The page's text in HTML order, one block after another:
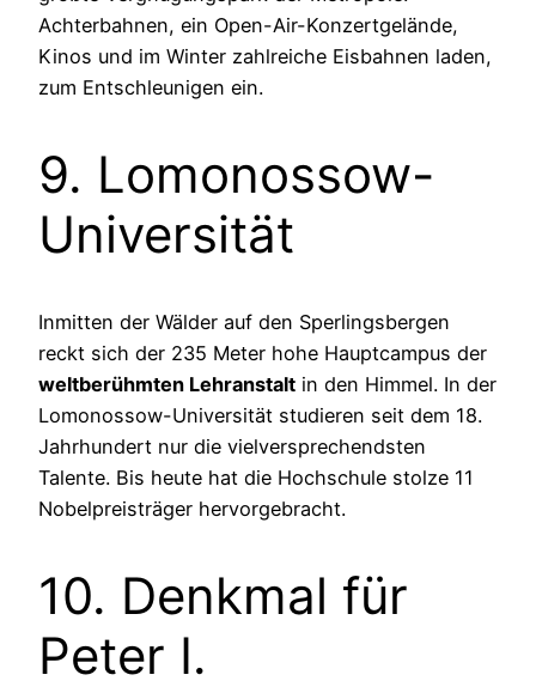
Achterbahnen, ein Open-Air-Konzertgelände,
Kinos und im Winter zahlreiche Eisbahnen laden,
zum Entschleunigen ein.
9. Lomonossow-
Universität
Inmitten der Wälder auf den Sperlingsbergen
reckt sich der 235 Meter hohe Hauptcampus der
weltberühmten Lehranstalt in den Himmel. In der
Lomonossow-Universität studieren seit dem 18.
Jahrhundert nur die vielversprechendsten
Talente. Bis heute hat die Hochschule stolze 11
Nobelpreisträger hervorgebracht.
10. Denkmal für
Peter I.